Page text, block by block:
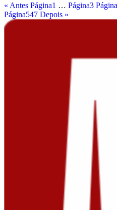
« Antes Página1 … Página3 Página
Página547 Depois »